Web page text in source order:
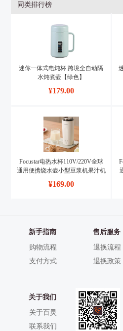
同类排行榜
迷你一体式电炖杯 跨境全自动隔
水炖煮壶【绿色】
¥179.00
Focustar电热水杯110V/220V全球
通用便携烧水壶小型豆浆机果汁机
¥169.00
新手指南
购物流程
支付方式
售后服务
退换流程
退换政策
关于我们
关于百灵
联系我们